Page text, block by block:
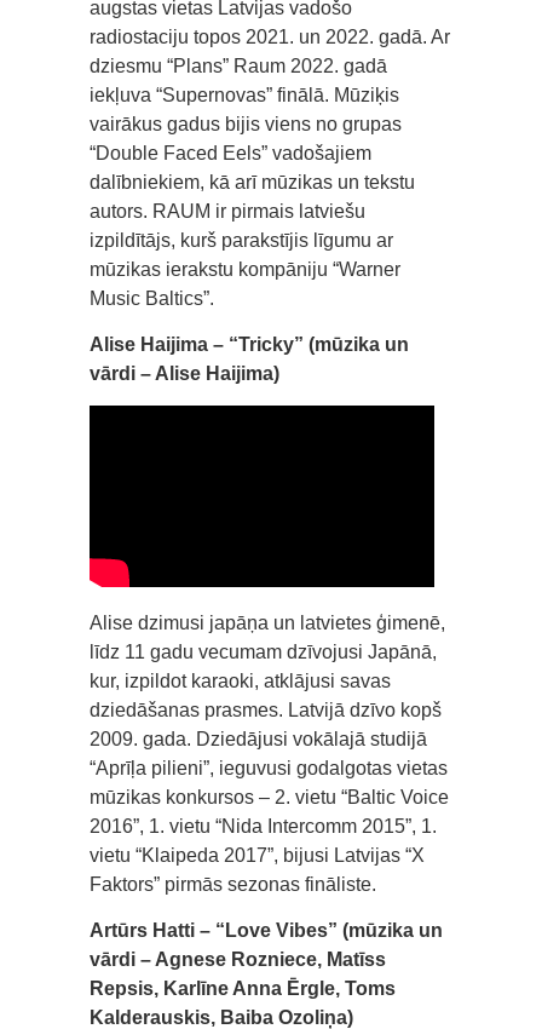
augstas vietas Latvijas vadošo
radiostaciju topos 2021. un 2022. gadā. Ar
dziesmu “Plans” Raum 2022. gadā
iekļuva “Supernovas” finālā. Mūziķis
vairākus gadus bijis viens no grupas
“Double Faced Eels” vadošajiem
dalībniekiem, kā arī mūzikas un tekstu
autors. RAUM ir pirmais latviešu
izpildītājs, kurš parakstījis līgumu ar
mūzikas ierakstu kompāniju “Warner
Music Baltics”.
Alise Haijima – “Tricky” (mūzika un
vārdi – Alise Haijima)
Alise dzimusi japāņa un latvietes ģimenē,
līdz 11 gadu vecumam dzīvojusi Japānā,
kur, izpildot karaoki, atklājusi savas
dziedāšanas prasmes. Latvijā dzīvo kopš
2009. gada. Dziedājusi vokālajā studijā
“Aprīļa pilieni”, ieguvusi godalgotas vietas
mūzikas konkursos – 2. vietu “Baltic Voice
2016”, 1. vietu “Nida Intercomm 2015”, 1.
vietu “Klaipeda 2017”, bijusi Latvijas “X
Faktors” pirmās sezonas fināliste.
Artūrs Hatti – “Love Vibes” (mūzika un
vārdi – Agnese Rozniece, Matīss
Repsis, Karlīne Anna Ērgle, Toms
Kalderauskis, Baiba Ozoliņa)